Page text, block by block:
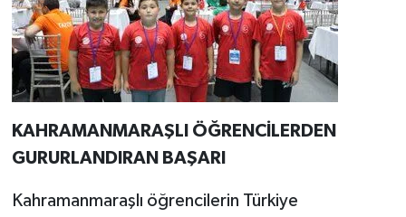
KAHRAMANMARAŞLI ÖĞRENCİLERDEN
GURURLANDIRAN BAŞARI
Kahramanmaraşlı öğrencilerin Türkiye